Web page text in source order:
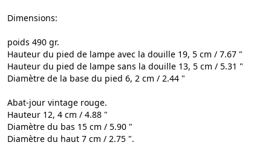
Dimensions:
poids 490 gr.
Hauteur du pied de lampe avec la douille 19, 5 cm / 7.67 "
Hauteur du pied de lampe sans la douille 13, 5 cm / 5.31 "
Diamètre de la base du pied 6, 2 cm / 2.44 "
Abat-jour vintage rouge.
Hauteur 12, 4 cm / 4.88 "
Diamètre du bas 15 cm / 5.90 "
Diamètre du haut 7 cm / 2.75 ".